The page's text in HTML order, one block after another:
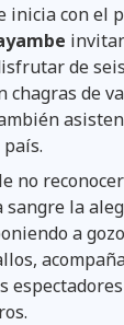
inicia con el
de
chagras de
no
sangre la
a